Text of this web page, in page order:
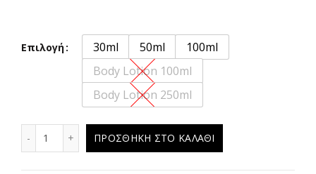
Επιλογή 30ml 50ml
100ml
Body Lotion 100ml
Body Lotion 250ml
ΠΡΟΣΘΉΚΗ ΣΤΟ ΚΑΛΆΘΙ